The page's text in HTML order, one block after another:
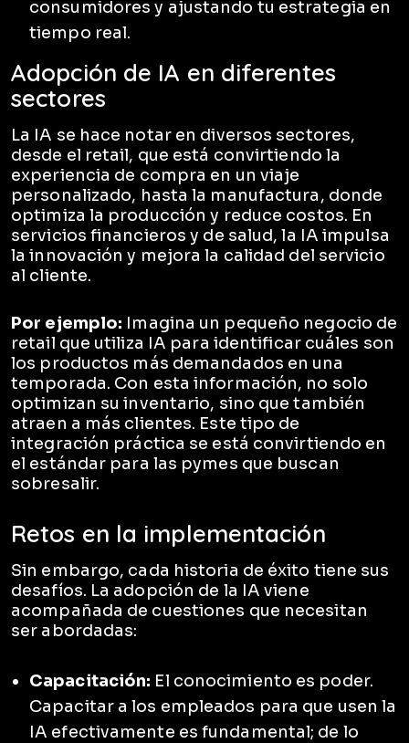
consumidores y ajustando tu estrategia en
tiempo real.
Adopción de IA en diferentes
sectores
La IA se hace notar en diversos sectores,
desde el retail, que está convirtiendo la
experiencia de compra en un viaje
personalizado, hasta la manufactura, donde
optimiza la producción y reduce costos. En
servicios financieros y de salud, la IA impulsa
la innovación y mejora la calidad del servicio
al cliente.
Por ejemplo: Imagina un pequeño negocio de
retail que utiliza IA para identificar cuáles son
los productos más demandados en una
temporada. Con esta información, no solo
optimizan su inventario, sino que también
atraen a más clientes. Este tipo de
integración práctica se está convirtiendo en
el estándar para las pymes que buscan
sobresalir.
Retos en la implementación
Sin embargo, cada historia de éxito tiene sus
desafíos. La adopción de la IA viene
acompañada de cuestiones que necesitan
ser abordadas:
Capacitación: El conocimiento es poder.
Capacitar a los empleados para que usen la
IA efectivamente es fundamental; de lo